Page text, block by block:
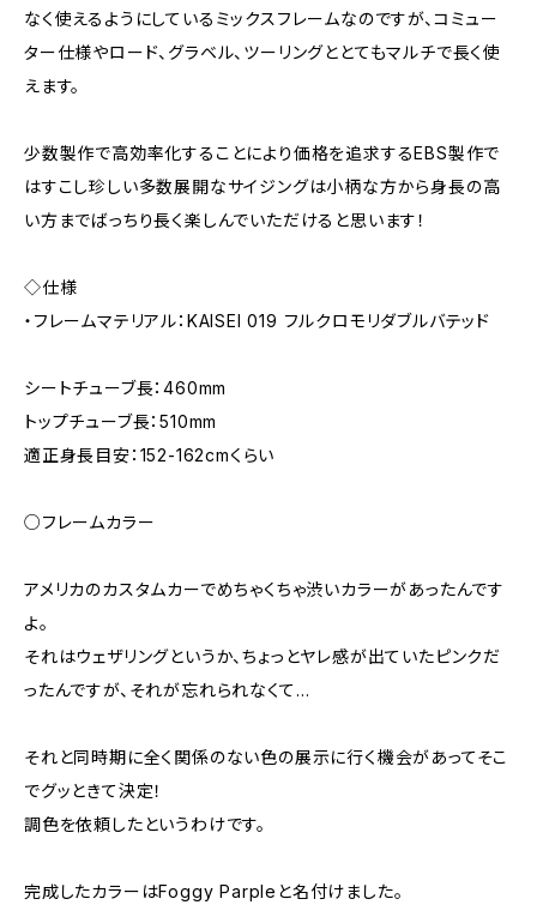
なく使えるようにしているミックスフレームなのですが、コミュー
ター仕様やロード、グラベル、ツーリングととてもマルチで長く使
えます。
少数製作で高効率化することにより価格を追求するEBS製作で
はすこし珍しい多数展開なサイジングは小柄な方から身長の高
い方までばっちり長く楽しんでいただけると思います！
◇仕様
・フレームマテリアル：KAISEI 019 フルクロモリダブルバテッド
シートチューブ長：460mm
トップチューブ長：510mm
適正身長目安：152-162cmくらい
○フレームカラー
アメリカのカスタムカーでめちゃくちゃ渋いカラーがあったんです
よ。
それはウェザリングというか、ちょっとヤレ感が出ていたピンクだ
ったんですが、それが忘れられなくて…
それと同時期に全く関係のない色の展示に行く機会があってそこ
でグッときて決定！
調色を依頼したというわけです。
完成したカラーはFoggy Parpleと名付けました。